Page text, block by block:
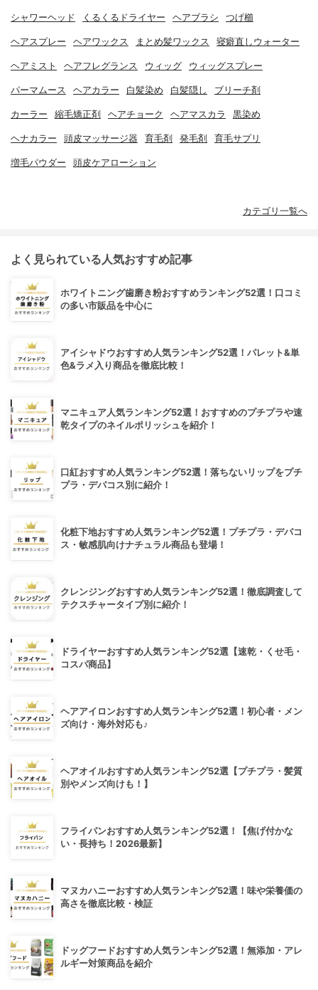
シャワーヘッド くるくるドライヤー ヘアブラシ つげ櫛
ヘアスプレー ヘアワックス まとめ髪ワックス 寝癖直しウォーター
ヘアミスト ヘアフレグランス ウィッグ ウィッグスプレー
パーマムース ヘアカラー 白髪染め 白髪隠し ブリーチ剤
カーラー 縮毛矯正剤 ヘアチョーク ヘアマスカラ 黒染め
ヘナカラー 頭皮マッサージ器 育毛剤 発毛剤 育毛サプリ
増毛パウダー 頭皮ケアローション
カテゴリ一覧へ
よく見られている人気おすすめ記事
ホワイトニング歯磨き粉おすすめランキング52選！口コミ
の多い市販品を中心に
アイシャドウおすすめ人気ランキング52選！パレット&単
色&ラメ入り商品を徹底比較！
マニキュア人気ランキング52選！おすすめのプチプラや速
乾タイプのネイルポリッシュを紹介！
口紅おすすめ人気ランキング52選！落ちないリップをプチ
プラ・デパコス別に紹介！
化粧下地おすすめ人気ランキング52選！プチプラ・デパコ
ス・敏感肌向けナチュラル商品も登場！
クレンジングおすすめ人気ランキング52選！徹底調査して
テクスチャータイプ別に紹介！
ドライヤーおすすめ人気ランキング52選【速乾・くせ毛・
コスパ商品】
ヘアアイロンおすすめ人気ランキング52選！初心者・メン
ズ向け・海外対応も♪
ヘアオイルおすすめ人気ランキング52選【プチプラ・髪質
別やメンズ向けも！】
フライパンおすすめ人気ランキング52選！【焦げ付かな
い・長持ち！2026最新】
マヌカハニーおすすめ人気ランキング52選！味や栄養価の
高さを徹底比較・検証
ドッグフードおすすめ人気ランキング52選！無添加・アレ
ルギー対策商品を紹介